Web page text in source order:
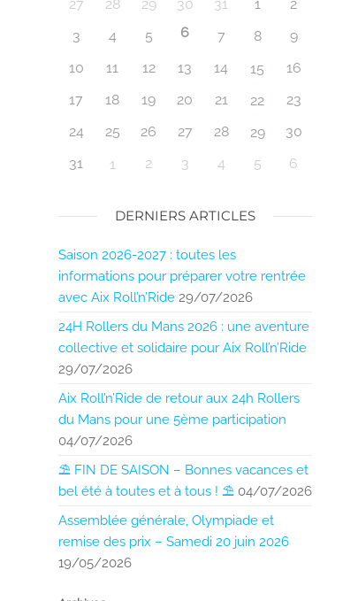
27 28 29 30 31 1
2
3
4 5 6 7 8
9
10
11 12 13 14 15
16
17
18 19 20 21 22
23
24
25 26 27 28 29
30
31
1 2 3 4 5 6
DERNIERS ARTICLES
Saison 2026-2027 : toutes les
informations pour préparer votre rentrée
avec Aix Roll’n’Ride 29/07/2026
24H Rollers du Mans 2026 : une aventure
collective et solidaire pour Aix Roll’n’Ride
29/07/2026
Aix Roll’n’Ride de retour aux 24h Rollers
du Mans pour une 5ème participation
04/07/2026
⛱️ FIN DE SAISON – Bonnes vacances et
bel été à toutes et à tous ! ⛱️ 04/07/2026
Assemblée générale, Olympiade et
remise des prix – Samedi 20 juin 2026
19/05/2026